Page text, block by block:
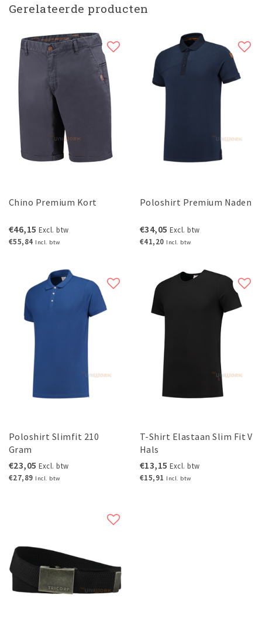
Gerelateerde producten
Chino Premium Kort
€46,15 Excl. btw
€55,84 Incl. btw
Poloshirt Premium Naden
€34,05 Excl. btw
€41,20 Incl. btw
Poloshirt Slimfit 210
Gram
€23,05 Excl. btw
€27,89 Incl. btw
T-Shirt Elastaan Slim Fit V
Hals
€13,15 Excl. btw
€15,91 Incl. btw